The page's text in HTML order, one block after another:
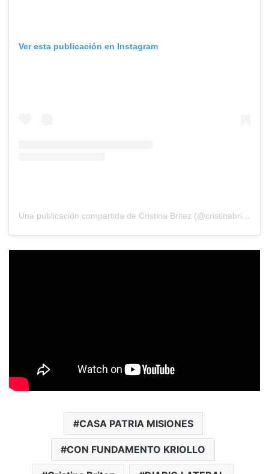
Ver esta publicación en Instagram
Una publicación compartida de Cristina Britez (@cristinabritezok)
CASA PATRIA MISIONES
CON FUNDAMENTO KRIOLLO